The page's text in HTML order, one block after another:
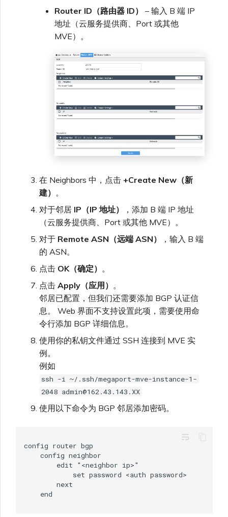
Router ID（路由器 ID）
– 输入 B 端 IP
地址（云服务提供商、Port 或其他
MVE）。
在 Neighbors 中，点击 +Create New（新
建） 。
对于邻居 IP（IP 地址）
，添加 B 端 IP 地址
（云服务提供商、Port 或其他 MVE）。
对于 Remote ASN（远端 ASN）
，输入 B 端
的 ASN。
点击 OK（确定） 。
点击 Apply（应用） 。
邻居已配置，但我们还需要添加 BGP 认证信
息。 Web 界面不支持设置此项，需要使用命
令行添加 BGP 详细信息。
使用你的私钥文件通过 SSH 连接到 MVE 实
例。
例如
ssh -i ~/.ssh/megaport-mve-instance-1-
2048 admin@162.43.143.XX
使用以下命令为 BGP 邻居添加密码。
wrap_text